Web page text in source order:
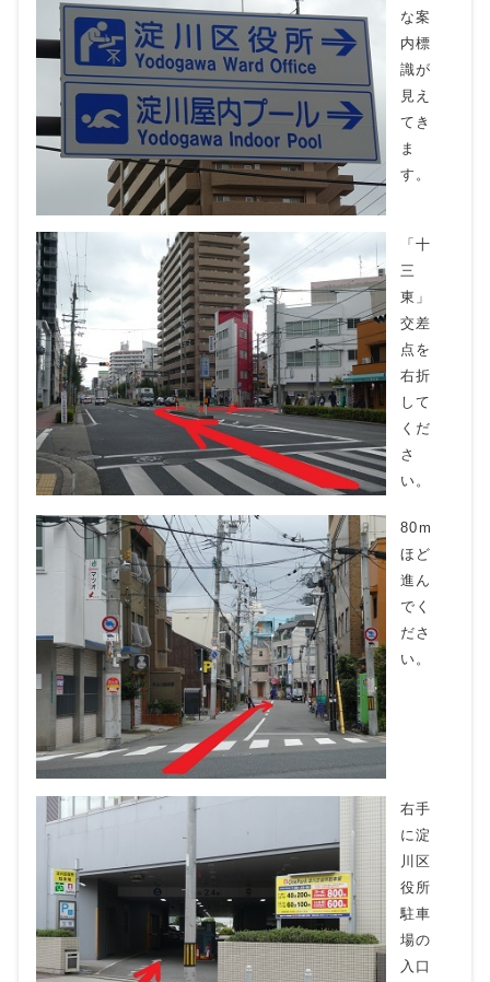
な案
内標
識が
見え
てき
ま
す。
「十
三
東」
交差
点を
右折
して
くだ
さ
い。
80m
ほど
進ん
でく
ださ
い。
右手
に淀
川区
役所
駐車
場の
入口